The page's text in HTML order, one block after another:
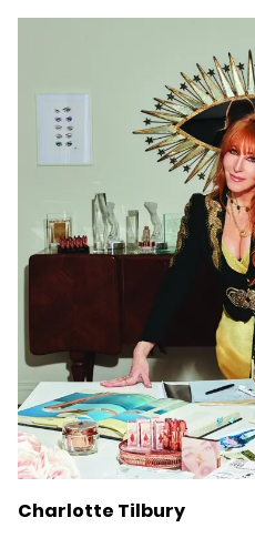
Charlotte Tilbury